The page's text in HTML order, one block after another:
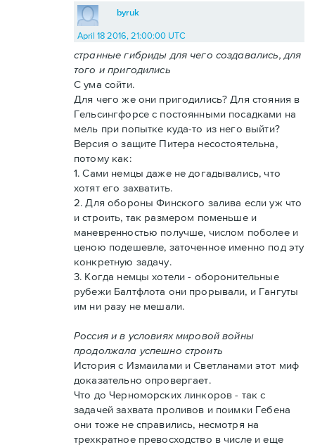
byruk
April 18 2016, 21:00:00 UTC
странные гибриды для чего создавались, для
того и пригодились
С ума сойти.
Для чего же они пригодились? Для стояния в
Гельсингфорсе с постоянными посадками на
мель при попытке куда-то из него выйти?
Версия о защите Питера несостоятельна,
потому как:
1. Сами немцы даже не догадывались, что
хотят его захватить.
2. Для обороны Финского залива если уж что
и строить, так размером поменьше и
маневренностью получше, числом поболее и
ценою подешевле, заточенное именно под эту
конкретную задачу.
3. Когда немцы хотели - оборонительные
рубежи Балтфлота они прорывали, и Гангуты
им ни разу не мешали.
Россия и в условиях мировой войны
продолжала успешно строить
История с Измаилами и Светланами этот миф
доказательно опровергает.
Что до Черноморских линкоров - так с
задачей захвата проливов и поимки Гебена
они тоже не справились, несмотря на
трехкратное превосходство в числе и еще